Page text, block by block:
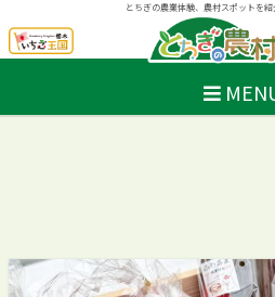
とちぎの農業体験、農村スポットを